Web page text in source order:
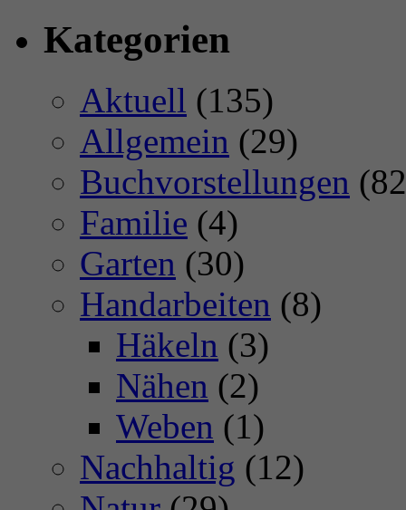
Kategorien
Aktuell (135)
Allgemein (29)
Buchvorstellungen
Familie (4)
Garten (30)
Handarbeiten (8)
Häkeln (3)
Nähen (2)
Weben (1)
Nachhaltig (12)